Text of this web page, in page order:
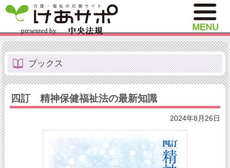
ブックス
四訂 精神保健福祉法の最新知識
2024年8月26日